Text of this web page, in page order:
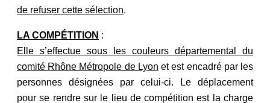
de refuser cette sélection
LA COMPÉTITION :
Elle s’effectue sous les couleurs départemental du
comité Rhône Métropole de Lyon et est encadré par les
personnes désignées par celui-ci. Le déplacement
pour se rendre sur le lieu de compétition est la charge